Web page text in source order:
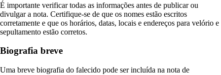
É importante verificar todas as informações antes de publicar ou
divulgar a nota. Certifique-se de que os nomes estão escritos
corretamente e que os horários, datas, locais e endereços para velório e
sepultamento estão corretos.
Biografia breve
Uma breve biografia do falecido pode ser incluída na nota de